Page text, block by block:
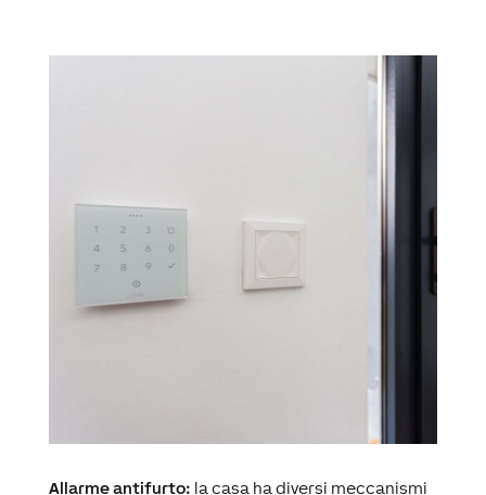
Allarme antifurto: la casa ha diversi meccanismi